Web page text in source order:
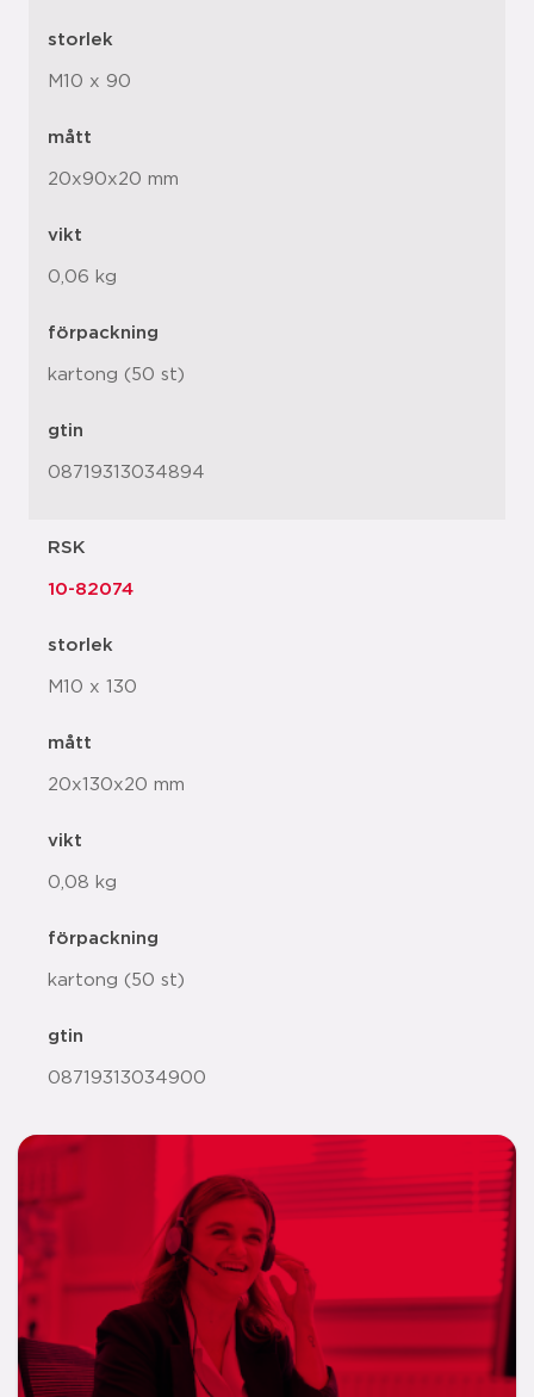
storlek
M10 x 90
mått
20x90x20 mm
vikt
0,06 kg
förpackning
kartong (50 st)
gtin
08719313034894
RSK
10-82074
storlek
M10 x 130
mått
20x130x20 mm
vikt
0,08 kg
förpackning
kartong (50 st)
gtin
08719313034900